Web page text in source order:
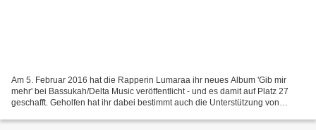
Am 5. Februar 2016 hat die Rapperin Lumaraa ihr neues Album 'Gib mir
mehr' bei Bassukah/Delta Music veröffentlicht - und es damit auf Platz 27
geschafft. Geholfen hat ihr dabei bestimmt auch die Unterstützung von